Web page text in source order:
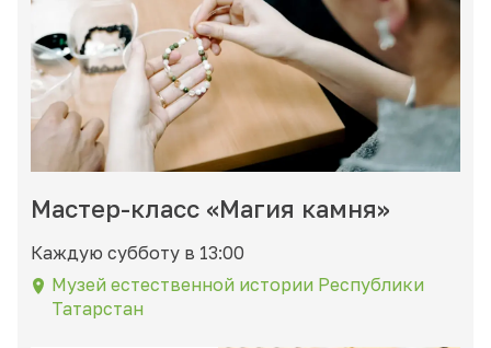
Мастер-класс «Магия камня»
Каждую субботу в 13:00
Музей естественной истории Республики
Татарстан